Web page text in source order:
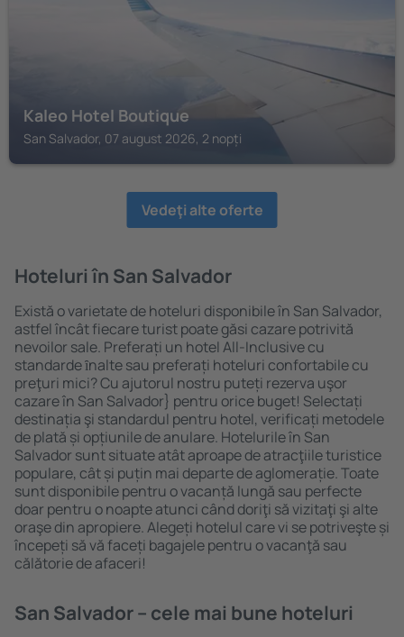
Kaleo Hotel Boutique
San Salvador, 07 august 2026, 2 nopți
Vedeţi alte oferte
Hoteluri în San Salvador
Există o varietate de hoteluri disponibile în San Salvador,
astfel încât fiecare turist poate găsi cazare potrivită
nevoilor sale. Preferați un hotel All-Inclusive cu
standarde ȋnalte sau preferați hoteluri confortabile cu
preţuri mici? Cu ajutorul nostru puteți rezerva uşor
cazare în San Salvador} pentru orice buget! Selectați
destinația şi standardul pentru hotel, verificați metodele
de plată și opțiunile de anulare. Hotelurile în San
Salvador sunt situate atât aproape de atracţiile turistice
populare, cât și puțin mai departe de aglomerație. Toate
sunt disponibile pentru o vacanță lungă sau perfecte
doar pentru o noapte atunci când doriţi să vizitaţi şi alte
oraşe din apropiere. Alegeți hotelul care vi se potriveşte și
începeți să vă faceți bagajele pentru o vacanţă sau
călătorie de afaceri!
San Salvador – cele mai bune hoteluri